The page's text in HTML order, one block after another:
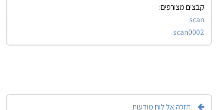
קבצים מצורפים:
scan
scan0002
חזרה אל לוח מודעות